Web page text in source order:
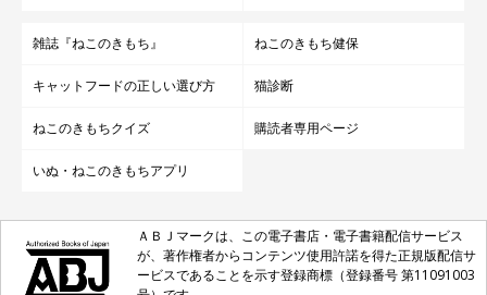
雑誌『ねこのきもち』 ねこのきもち健保
キャットフードの正しい選び方 猫診断
ねこのきもちクイズ 購読者専用ページ
いぬ・ねこのきもちアプリ
ＡＢＪマークは、この電子書店・電子書籍配信サービス
が、著作権者からコンテンツ使用許諾を得た正規版配信サ
ービスであることを示す登録商標（登録番号 第11091003